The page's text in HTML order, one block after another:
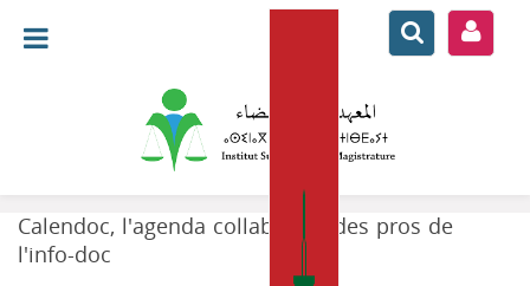
Calendoc, l'agenda collaboratif des pros de
l'info-doc